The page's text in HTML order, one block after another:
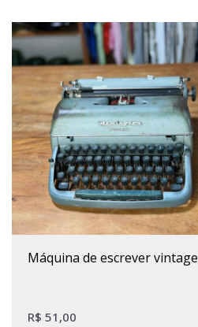
máquina de escrever vintage
R$ 51,00